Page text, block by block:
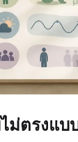
ม่ตรงแบ